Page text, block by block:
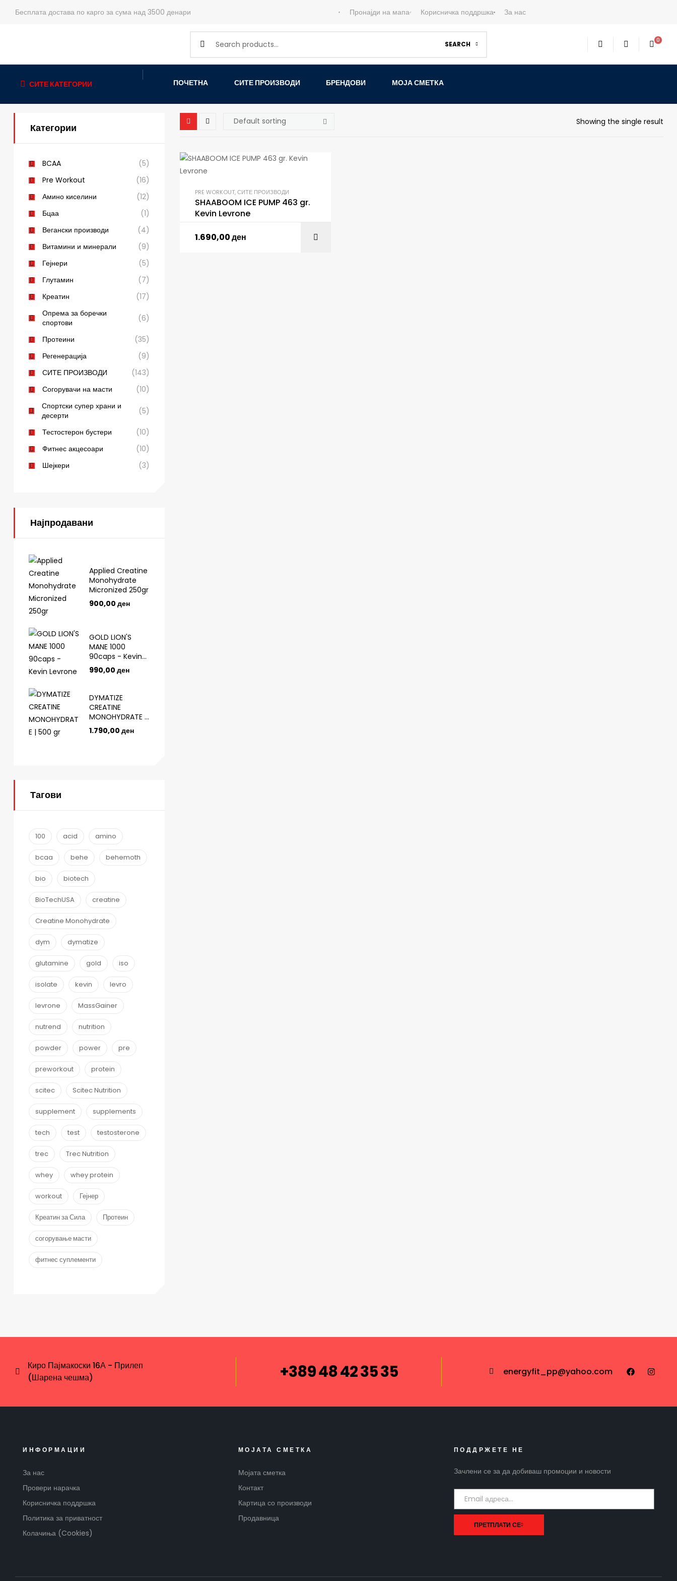
Бесплата достава по карго за сума над 3500 денари Пронајди на мапа Корисничка поддршка За нас
SEARCH 0
СИТЕ КАТЕГОРИИ ПОЧЕТНА СИТЕ ПРОИЗВОДИ БРЕНДОВИ МОЈА СМЕТКА
Showing the single result
PRE WORKOUT,СИТЕ ПРОИЗВОДИ
SHAABOOM ICE PUMP 463 gr.
Kevin Levrone
1.690,00ден
Категории
BCAA
(5)
Pre Workout
(16)
Амино киселини
(12)
Бцаа
(1)
Вегански производи
(4)
Витамини и минерали
(9)
Гејнери
(5)
Глутамин
(7)
Креатин
(17)
Опрема за боречки
спортови
(6)
Протеини
(35)
Регенерација
(9)
СИТЕ ПРОИЗВОДИ
(143)
Согорувачи на масти
(10)
Спортски супер храни и
десерти
(5)
Тестостерон бустери
(10)
Фитнес акцесоари
(10)
Шејкери
(3)
Најпродавани
Applied Creatine
Monohydrate
Micronized 250gr
900,00 ден
GOLD LION'S
MANE 1000
90caps - Kevin
Levrone
990,00 ден
DYMATIZE
CREATINE
MONOHYDRATE |
500 gr
1.790,00 ден
Тагови
100 acid amino
bcaa behe behemoth
bio biotech
BioTechUSA creatine
Creatine Monohydrate
dym dymatize
glutamine gold iso
isolate kevin levro
levrone MassGainer
nutrend nutrition
powder power pre
preworkout protein
scitec Scitec Nutrition
supplement supplements
tech test testosterone
trec Trec Nutrition
whey whey protein
workout Гејнер
Креатин за Сила Протеин
согорување масти
фитнес суплементи
Киро Пајмакоски 16А - Прилеп
(Шарена чешма)
+389 48 42 35 35 energyfit_pp@yahoo.com
ИНФОРМАЦИИ
За нас
Провери нарачка
Корисничка поддршка
Политика за приватност
Колачиња (Cookies)
МОЈАТА СМЕТКА
Мојата сметка
Контакт
Картица со производи
Продавница
ПОДДРЖЕТЕ НЕ
Зачлени се за да добиваш промоции и новости
ПРЕТПЛАТИ СЕ